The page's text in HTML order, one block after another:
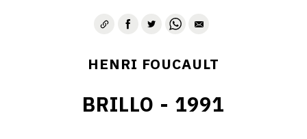
HENRI FOUCAULT
BRILLO - 1991